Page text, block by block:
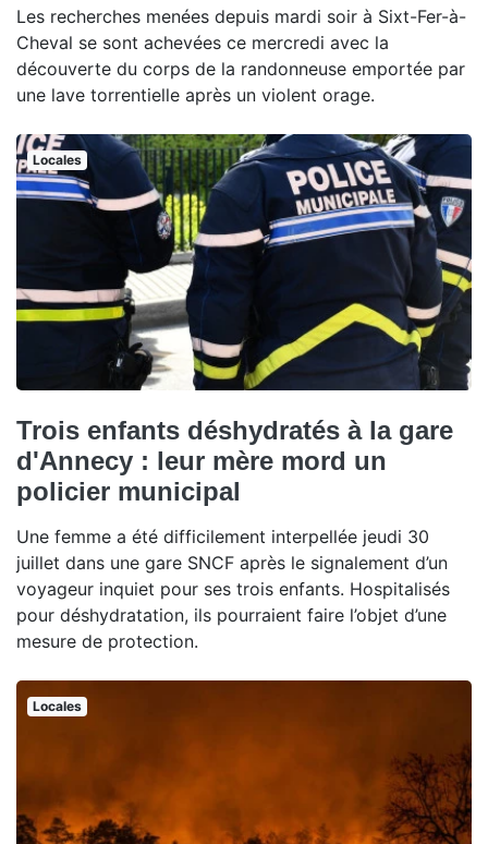
Les recherches menées depuis mardi soir à Sixt-Fer-à-
Cheval se sont achevées ce mercredi avec la
découverte du corps de la randonneuse emportée par
une lave torrentielle après un violent orage.
Locales
Trois enfants déshydratés à la gare
d'Annecy : leur mère mord un
policier municipal
Une femme a été difficilement interpellée jeudi 30
juillet dans une gare SNCF après le signalement d’un
voyageur inquiet pour ses trois enfants. Hospitalisés
pour déshydratation, ils pourraient faire l’objet d’une
mesure de protection.
Locales